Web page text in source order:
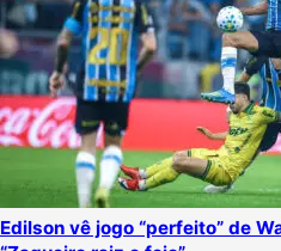
Edilson vê jogo “perfeito” de